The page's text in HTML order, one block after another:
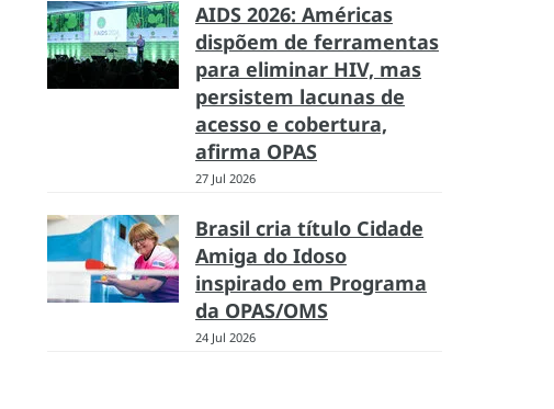
AIDS 2026: Américas
dispõem de ferramentas
para eliminar HIV, mas
persistem lacunas de
acesso e cobertura,
afirma OPAS
27 Jul 2026
Brasil cria título Cidade
Amiga do Idoso
inspirado em Programa
da OPAS/OMS
24 Jul 2026